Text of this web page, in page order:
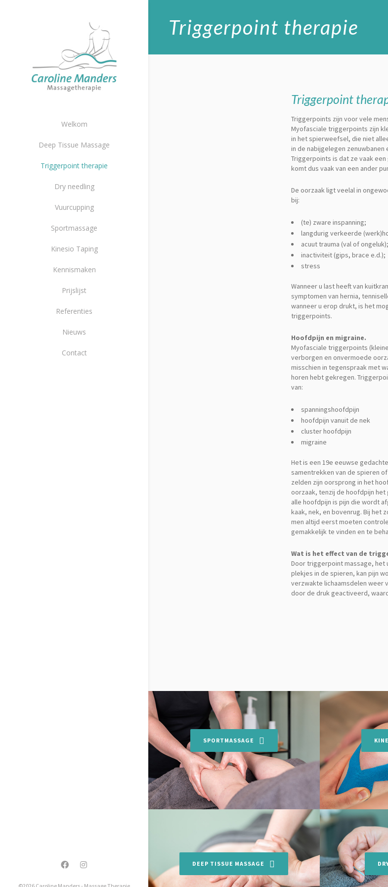
Welkom
Deep Tissue Massage
Triggerpoint therapie
Dry needling
Vuurcupping
Sportmassage
Kinesio Taping
Kennismaken
Prijslijst
Referenties
Nieuws
Contact
Triggerpoint therapie
Triggerpoint
Triggerpoints zijn voor vele
Myofasciale triggerpoints zijn
in het spierweefsel, die niet
in de nabijgelegen zenuwbanen
Triggerpoints is dat ze vaak
komt dus vaak van een ander
De oorzaak ligt veelal in
bij:
(te) zware inspanning;
langdurig verkeerde
acuut trauma (val of ongeluk);
inactiviteit (gips, brace e.d.);
stress
Wanneer u last heeft van
symptomen van hernia,
wanneer u erop drukt, is het
triggerpoints.
Hoofdpijn en migraine.
Myofasciale triggerpoints
verborgen en onvermoede
misschien in tegenspraak met
horen hebt gekregen.
van:
spanningshoofdpijn
hoofdpijn vanuit de nek
cluster hoofdpijn
migraine
Het is een 19e eeuwse
samentrekken van de spieren
zelden zijn oorsprong in het
oorzaak, tenzij de hoofdpijn
alle hoofdpijn is pijn die wordt
kaak, nek, en bovenrug. Bij het
men altijd eerst moeten
gemakkelijk te vinden en te
Wat is het effect van de
Door triggerpoint massage,
plekjes in de spieren, kan pijn
verzwakte lichaamsdelen weer
door de druk geactiveerd,
SPORTMASSAGE
DEEP TISSUE MASSAGE